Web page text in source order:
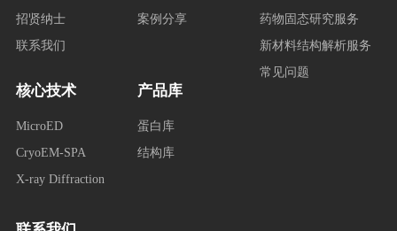
药物固态研究服务
新材料结构解析服务
常见问题
产品库
蛋白库
结构库
核心技术
MicroED
CryoEM-SPA
X-ray Diffraction
案例分享
招贤纳士
联系我们